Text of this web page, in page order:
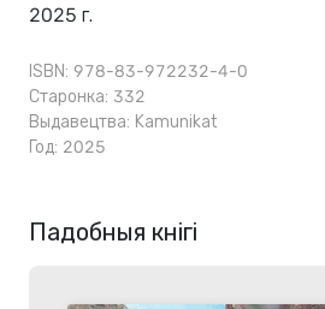
2025 г.
ISBN: 978-83-972232-4-0
Старонка: 332
Выдавецтва: Kamunikat
Год: 2025
Падобныя кнігі